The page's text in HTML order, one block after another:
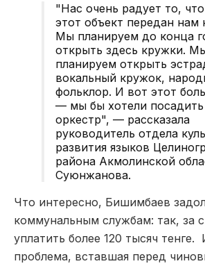
"Нас очень радует то,
этот объект передан нам
Мы планируем до конца
открыть здесь кружки.
планируем открыть
вокальный кружок,
фольклор. И вот этот
— мы бы хотели посадить
оркестр", — рассказала
руководитель отдела
развития языков
района Акмолинской
Суюнжанова.
Что интересно, Бишимбаев
коммунальным службам: так, за
уплатить более 120 тысяч
проблема, вставшая перед